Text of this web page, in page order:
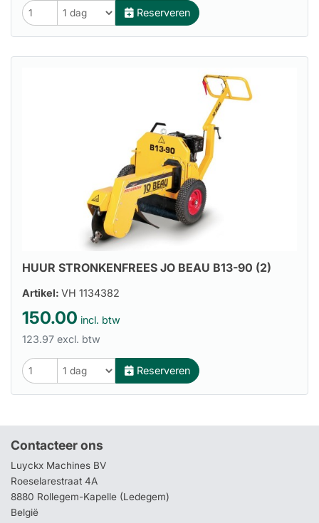
Reserveren
HUUR STRONKENFREES JO BEAU B13-90 (2)
Artikel: VH 1134382
150.00 incl. btw
123.97 excl. btw
Reserveren
Contacteer ons
Luyckx Machines BV
Roeselarestraat 4A
8880 Rollegem-Kapelle (Ledegem)
België